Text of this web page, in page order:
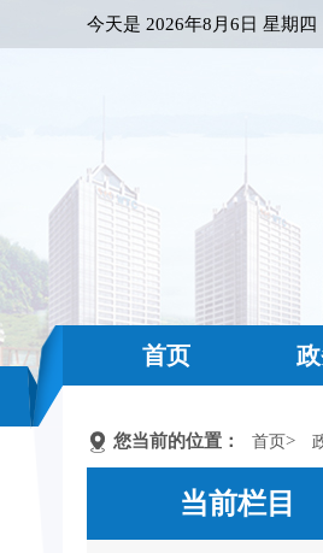
今天是 2026年8月6日 星期四
首页
您当前的位置： 首页>
当前栏目